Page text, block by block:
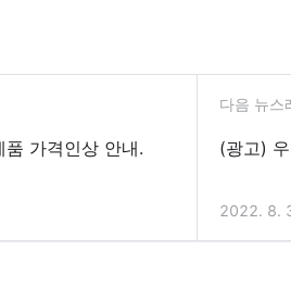
가격인상 안내.
다음 뉴스
(광고)
2022. 8.